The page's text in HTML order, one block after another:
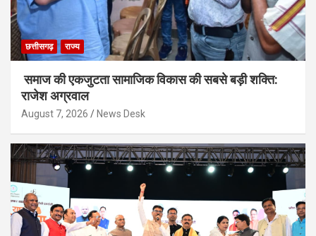
छत्तीसगढ़ राज्य
समाज की एकजुटता सामाजिक विकास की सबसे बड़ी शक्ति:
राजेश अग्रवाल
August 7, 2026 News Desk